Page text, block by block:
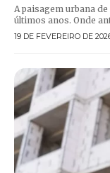
A paisagem urbana
últimos anos. Onde
19 DE FEVEREIRO DE